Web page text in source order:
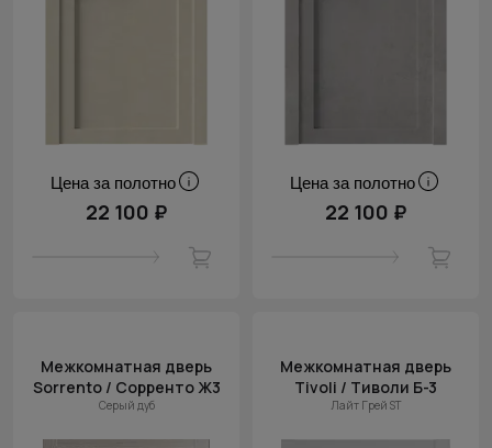
Цена за полотно
22 100 ₽
Цена за полотно
22 100 ₽
Межкомнатная дверь
Sorrento / Сорренто Ж3
Серый дуб
Межкомнатная дверь
Tivoli / Тиволи Б-3
Лайт Грей ST